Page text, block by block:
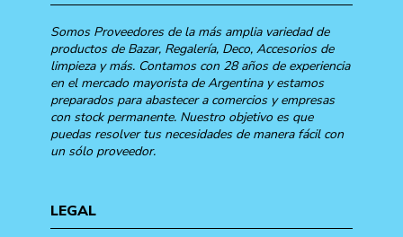
Somos Proveedores de la más amplia variedad de
productos de Bazar, Regalería, Deco, Accesorios de
limpieza y más. Contamos con 28 años de experiencia
en el mercado mayorista de Argentina y estamos
preparados para abastecer a comercios y empresas
con stock permanente. Nuestro objetivo es que
puedas resolver tus necesidades de manera fácil con
un sólo proveedor.
LEGAL